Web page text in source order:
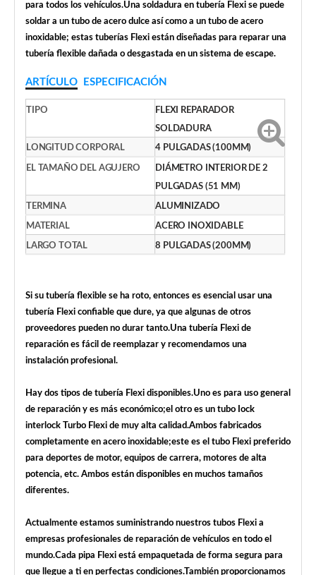
para todos los vehículos.Una soldadura en tubería Flexi se puede
soldar a un tubo de acero dulce así como a un tubo de acero
inoxidable; estas tuberías Flexi están diseñadas para reparar una
tubería flexible dañada o desgastada en un sistema de escape.
ARTÍCULO ESPECIFICACIÓN
TIPO FLEXI REPARADOR
SOLDADURA
LONGITUD CORPORAL 4 PULGADAS (100MM)
EL TAMAÑO DEL AGUJERO DIÁMETRO INTERIOR DE 2
PULGADAS (51 MM)
TERMINA ALUMINIZADO
MATERIAL ACERO INOXIDABLE
LARGO TOTAL 8 PULGADAS (200MM)
Si su tubería flexible se ha roto, entonces es esencial usar una
tubería Flexi confiable que dure, ya que algunas de otros
proveedores pueden no durar tanto.Una tubería Flexi de
reparación es fácil de reemplazar y recomendamos una
instalación profesional.
Hay dos tipos de tubería Flexi disponibles.Uno es para uso general
de reparación y es más económico;el otro es un tubo Iock
interlock Turbo Flexi de muy alta calidad.Ambos fabricados
completamente en acero inoxidable;este es el tubo Flexi preferido
para deportes de motor, equipos de carrera, motores de alta
potencia, etc. Ambos están disponibles en muchos tamaños
diferentes.
Actualmente estamos suministrando nuestros tubos Flexi a
empresas profesionales de reparación de vehículos en todo el
mundo.Cada pipa Flexi está empaquetada de forma segura para
que llegue a ti en perfectas condiciones.También proporcionamos